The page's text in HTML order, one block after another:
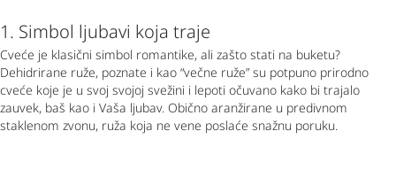
1. Simbol ljubavi koja traje
Cveće je klasični simbol romantike, ali zašto stati na buketu?
Dehidrirane ruže, poznate i kao “večne ruže” su potpuno prirodno
cveće koje je u svoj svojoj svežini i lepoti očuvano kako bi trajalo
zauvek, baš kao i Vaša ljubav. Obično aranžirane u predivnom
staklenom zvonu, ruža koja ne vene poslaće snažnu poruku.